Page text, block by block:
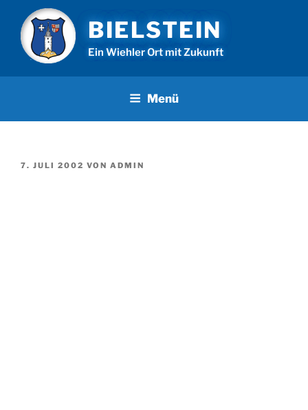
Inhalt
springen
BIELSTEIN
Ein Wiehler Ort mit Zukunft
Menü
VERÖFFENTLICHT
7. JULI 2002 VON ADMIN